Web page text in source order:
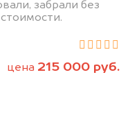
забрали без
цена 215 000 руб.
своих